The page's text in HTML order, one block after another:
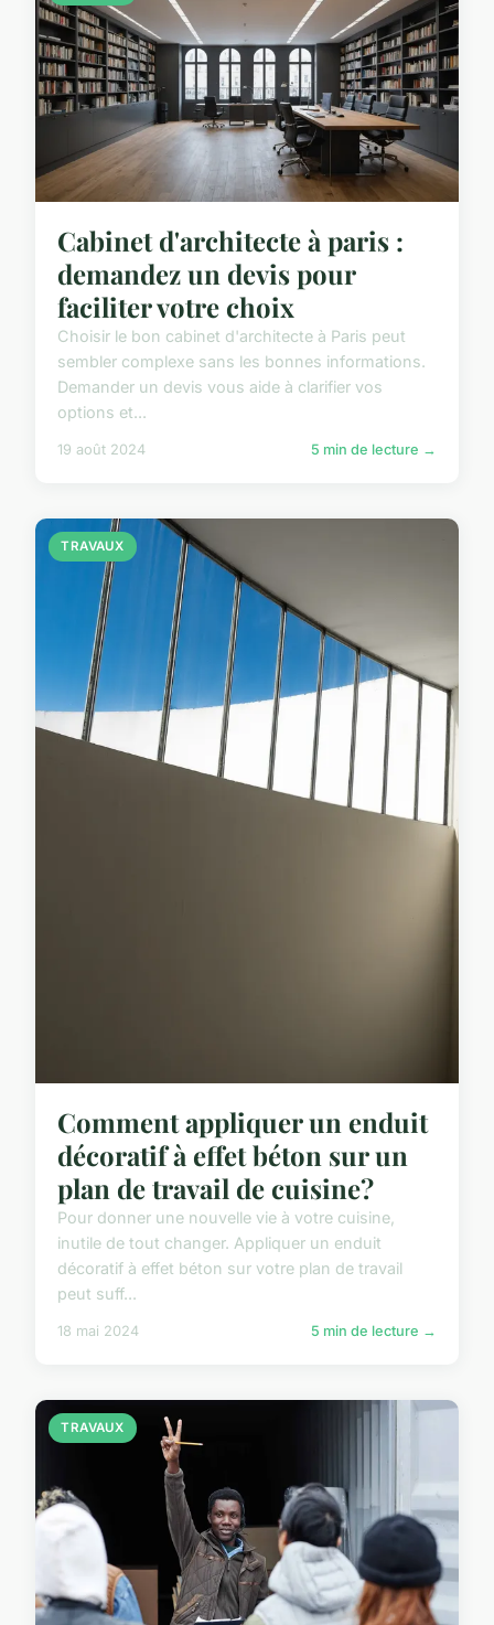
Cabinet d'architecte à paris :
demandez un devis pour
faciliter votre choix
Choisir le bon cabinet d'architecte à Paris peut
sembler complexe sans les bonnes informations.
Demander un devis vous aide à clarifier vos
options et...
19 août 2024 5 min de lecture →
TRAVAUX
Comment appliquer un enduit
décoratif à effet béton sur un
plan de travail de cuisine?
Pour donner une nouvelle vie à votre cuisine,
inutile de tout changer. Appliquer un enduit
décoratif à effet béton sur votre plan de travail
peut suff...
18 mai 2024 5 min de lecture →
TRAVAUX